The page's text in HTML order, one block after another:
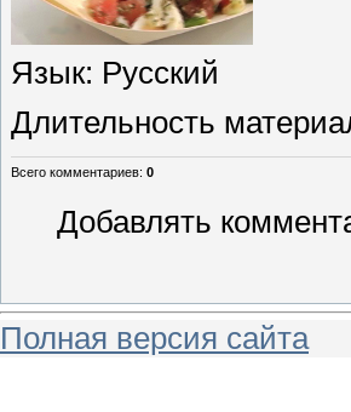
Язык: Русский
Длительность
Всего комментариев: 0
Добавлять
Полная версия сайта